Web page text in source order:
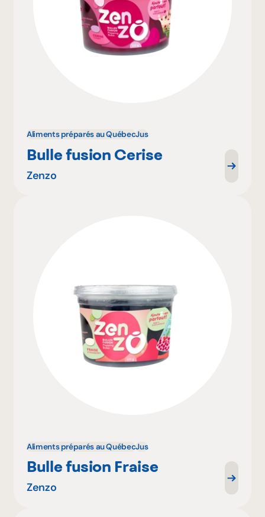
Aliments préparés au QuébecJus
Bulle fusion Cerise
Zenzo
Aliments préparés au QuébecJus
Bulle fusion Fraise
Zenzo